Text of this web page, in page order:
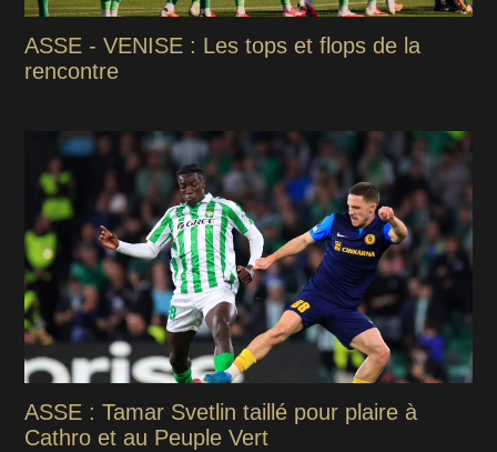
ASSE - VENISE : Les tops et flops de la
rencontre
ASSE : Tamar Svetlin taillé pour plaire à
Cathro et au Peuple Vert